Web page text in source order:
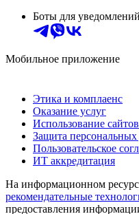
Боты для уведомлений
Мобильное приложение
Этика и комплаенс
Оказание услуг
Использование сайтов
Защита
Пользовательское
ИТ аккредитация
На информационном
рекомендательные
предоставления